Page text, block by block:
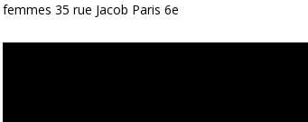
femmes 35 rue Jacob Paris 6e